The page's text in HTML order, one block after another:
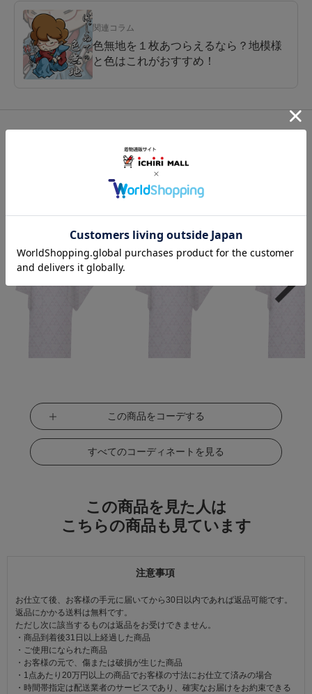
関連コラム
色無地を１枚あつらえるなら？地模様
と色はこれがおすすめ！
この商品を使った
最新コーディネートはこちら
この商品をコーデする
すべてのコーディネートを見る
この商品を見た人は
こちらの商品も見ています
注意事項
お仕立て後、お客様の手元に届いてから30日以内であれば返品可能です。
返品にかかる送料は無料です。
ただし次に該当するものは返品をお受けできません。
・商品到着後31日以上経過した商品
・ご使用になられた商品
・お客様の元で、傷または破損が生じた商品
・1点あたり20万円以上の商品でお客様の寸法にお仕立て済みの場合
・時間帯指定は配送業者のサービスであり、確実なお届けをお約束できる